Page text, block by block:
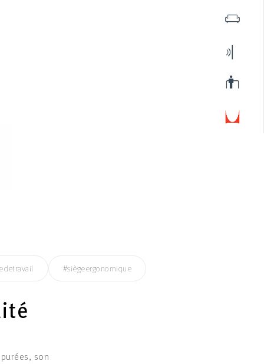
#siègeergonomique
son